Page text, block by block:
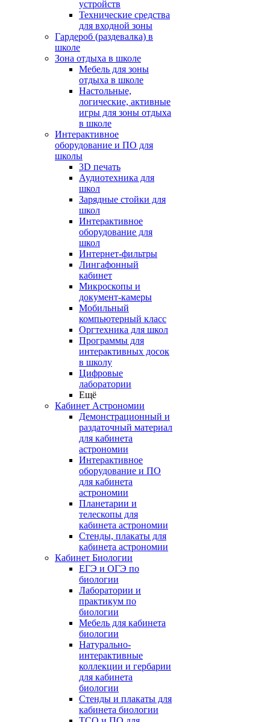
устройств
Технические средства
для входной зоны
Гардероб (раздевалка) в
школе
Зона отдыха в школе
Мебель для зоны
отдыха в школе
Настольные,
логические, активные
игры для зоны отдыха
в школе
Интерактивное
оборудование и ПО для
школы
3D печать
Аудиотехника для
школ
Зарядные стойки для
школ
Интерактивное
оборудование для
школ
Интернет-фильтры
Лингафонный
кабинет
Микроскопы и
документ-камеры
Мобильный
компьютерный класс
Оргтехника для школ
Программы для
интерактивных досок
в школу
Цифровые
лаборатории
Ещё
Кабинет Астрономии
Демонстрационный и
раздаточный материал
для кабинета
астрономии
Интерактивное
оборудование и ПО
для кабинета
астрономии
Планетарии и
телескопы для
кабинета астрономии
Стенды, плакаты для
кабинета астрономии
Кабинет Биологии
ЕГЭ и ОГЭ по
биологии
Лаборатории и
практикум по
биологии
Мебель для кабинета
биологии
Натурально-
интерактивные
коллекции и гербарии
для кабинета
биологии
Стенды и плакаты для
кабинета биологии